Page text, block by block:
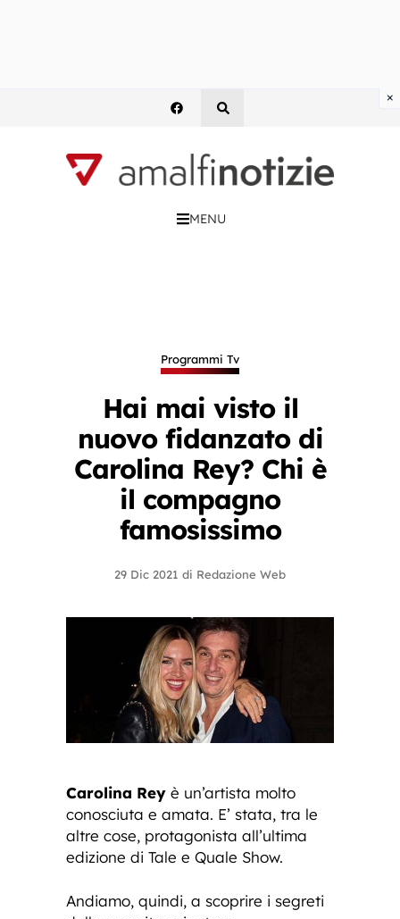
MENU
Programmi Tv
Hai mai visto il
nuovo fidanzato di
Carolina Rey? Chi è
il compagno
famosissimo
29 Dic 2021 di Redazione Web
Carolina Rey è un’artista molto
conosciuta e amata. E’ stata, tra le
altre cose, protagonista all’ultima
edizione di Tale e Quale Show.
Andiamo, quindi, a scoprire i segreti
×